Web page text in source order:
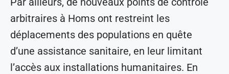
arbitraires à Homs ont restreint les
déplacements des populations en quête
d’une assistance sanitaire, en leur limitant
l’accès aux installations humanitaires. En